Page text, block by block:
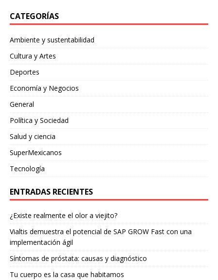
CATEGORÍAS
Ambiente y sustentabilidad
Cultura y Artes
Deportes
Economía y Negocios
General
Política y Sociedad
Salud y ciencia
SuperMexicanos
Tecnología
ENTRADAS RECIENTES
¿Existe realmente el olor a viejito?
Vialtis demuestra el potencial de SAP GROW Fast con una
implementación ágil
Síntomas de próstata: causas y diagnóstico
Tu cuerpo es la casa que habitamos